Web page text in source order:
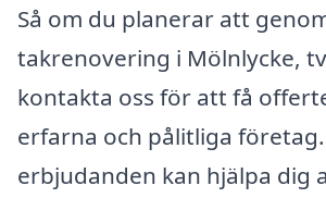
Så om du planerar att
takrenovering i Mölnlycke,
kontakta oss för att få
erfarna och pålitliga
erbjudanden kan hjälpa dig